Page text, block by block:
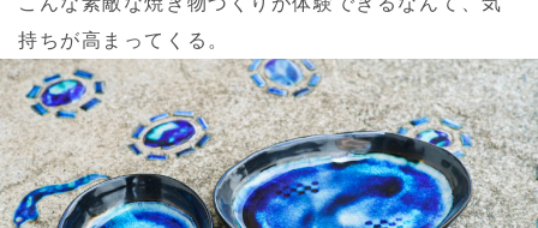
持ちが高まってくる。